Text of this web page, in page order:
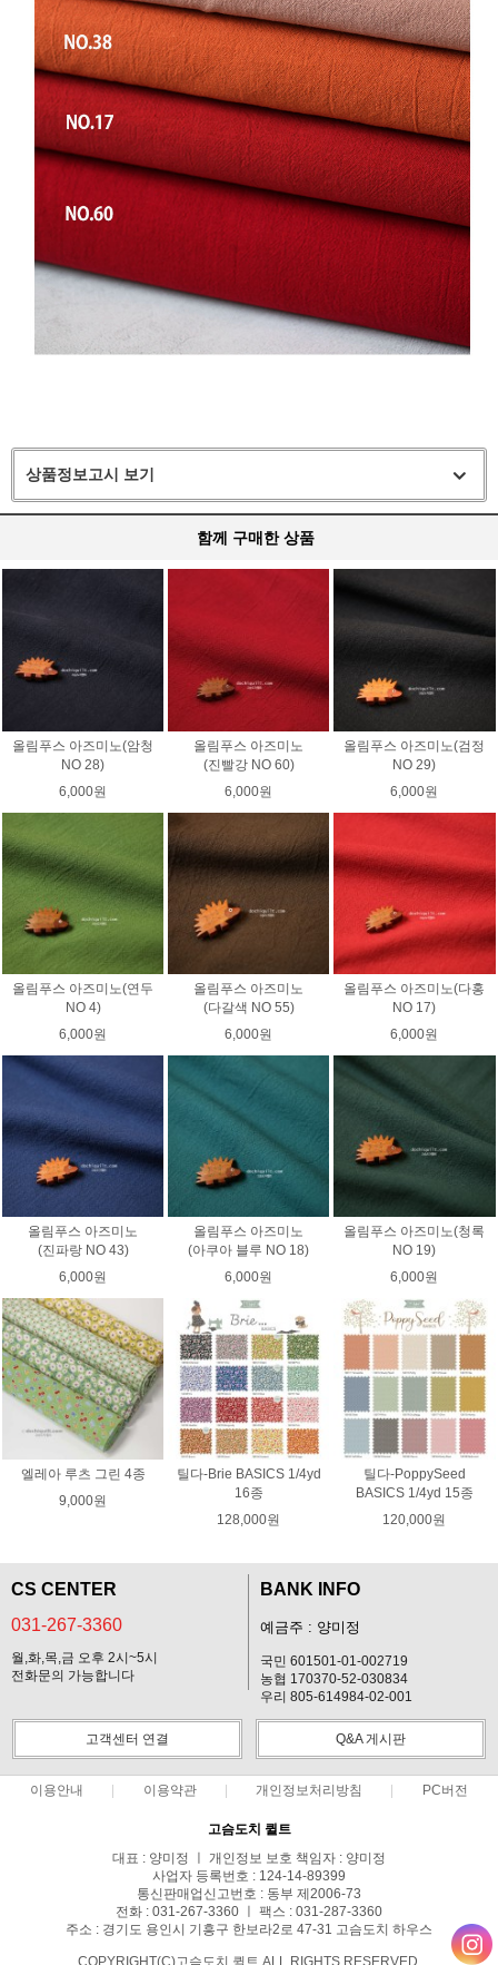
상품정보고시 보기
함께 구매한 상품
올림푸스 아즈미노(암청
NO 28)
6,000원
올림푸스 아즈미노
(진빨강 NO 60)
6,000원
올림푸스 아즈미노(검정
NO 29)
6,000원
올림푸스 아즈미노(연두
NO 4)
6,000원
올림푸스 아즈미노
(다갈색 NO 55)
6,000원
올림푸스 아즈미노(다홍
NO 17)
6,000원
올림푸스 아즈미노
(진파랑 NO 43)
6,000원
올림푸스 아즈미노
(아쿠아 블루 NO 18)
6,000원
올림푸스 아즈미노(청록
NO 19)
6,000원
엘레아 루츠 그린 4종
9,000원
틸다-Brie BASICS 1/4yd
16종
128,000원
틸다-PoppySeed
BASICS 1/4yd 15종
120,000원
CS CENTER
031-267-3360
월,화,목,금 오후 2시~5시
전화문의 가능합니다
BANK INFO
예금주 : 양미정
국민 601501-01-002719
농협 170370-52-030834
우리 805-614984-02-001
고객센터 연결 Q&A 게시판
이용안내 이용약관 개인정보처리방침 PC버전
고슴도치 퀼트
대표 : 양미정 ㅣ 개인정보 보호 책임자 : 양미정
사업자 등록번호 : 124-14-89399
통신판매업신고번호 : 동부 제2006-73
전화 : 031-267-3360 ㅣ 팩스 : 031-287-3360
주소 : 경기도 용인시 기흥구 한보라2로 47-31 고슴도치 하우스